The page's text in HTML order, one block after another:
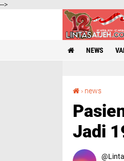
-->
NEWS
› news
Jadi